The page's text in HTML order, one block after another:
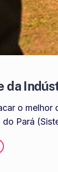
da
o
Pará